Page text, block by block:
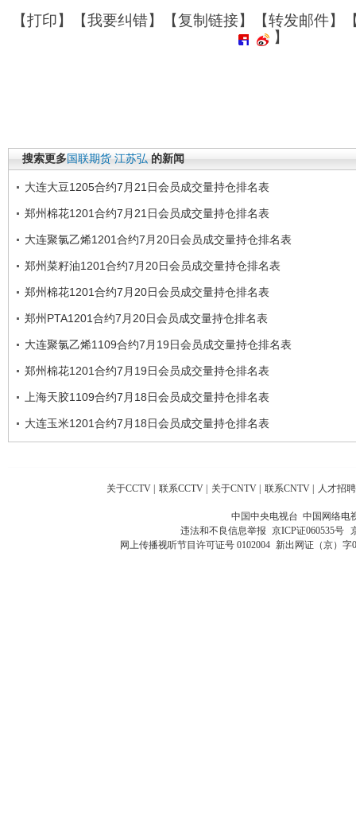
【打印】【我要纠错】【复制链接】【转发邮件】
】
搜索更多国联期货 江苏弘 的新闻
大连大豆1205合约7月21日会员成交量持仓排名表
郑州棉花1201合约7月21日会员成交量持仓排名表
大连聚氯乙烯1201合约7月20日会员成交量持仓排名表
郑州菜籽油1201合约7月20日会员成交量持仓排名表
郑州棉花1201合约7月20日会员成交量持仓排名表
郑州PTA1201合约7月20日会员成交量持仓排名表
大连聚氯乙烯1109合约7月19日会员成交量持仓排名表
郑州棉花1201合约7月19日会员成交量持仓排名表
上海天胶1109合约7月18日会员成交量持仓排名表
大连玉米1201合约7月18日会员成交量持仓排名表
关于CCTV | 联系CCTV | 关于CNTV | 联系CNTV | 人才招聘
中国中央电视台 中国网络电
违法和不良信息举报 京ICP证060535号
网上传播视听节目许可证号 0102004 新出网证（京）